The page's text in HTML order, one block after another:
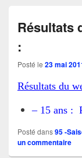
Résultats
:
Posté le 23 mai
Résultats du
– 15 ans :
Posté dans95 -
un commentaire